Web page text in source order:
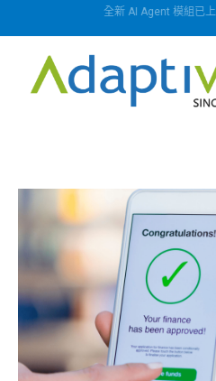
全新 AI Agent 模組已上